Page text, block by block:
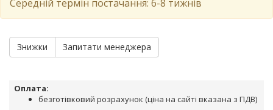
Середній термін постачання: 6-8 тижнів
Знижки Запитати менеджера
Оплата:
безготівковий розрахунок (ціна на сайті вказана з ПДВ)